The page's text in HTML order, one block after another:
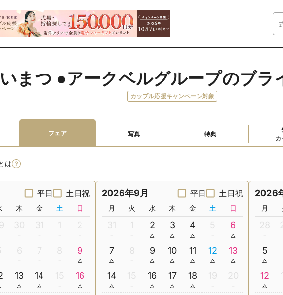
まつ ●アークベルグループのブラ
カップル応援キャンペーン対象
フェア 写真 特典
カ
は
平日 土日祝
木 金 土 日
30 31 1 2
6 7 8 9
13 14 15 16
2026年9月 平日 土日祝
月 火 水 木 金 土 日
31 1 2 3 4 5 6
7 8 9 10 11 12 13
14 15 16 17 18 19 20
2026
月
28
5
12